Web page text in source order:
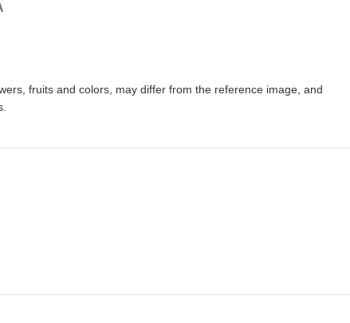
fruits and colors, may differ from the reference image, and